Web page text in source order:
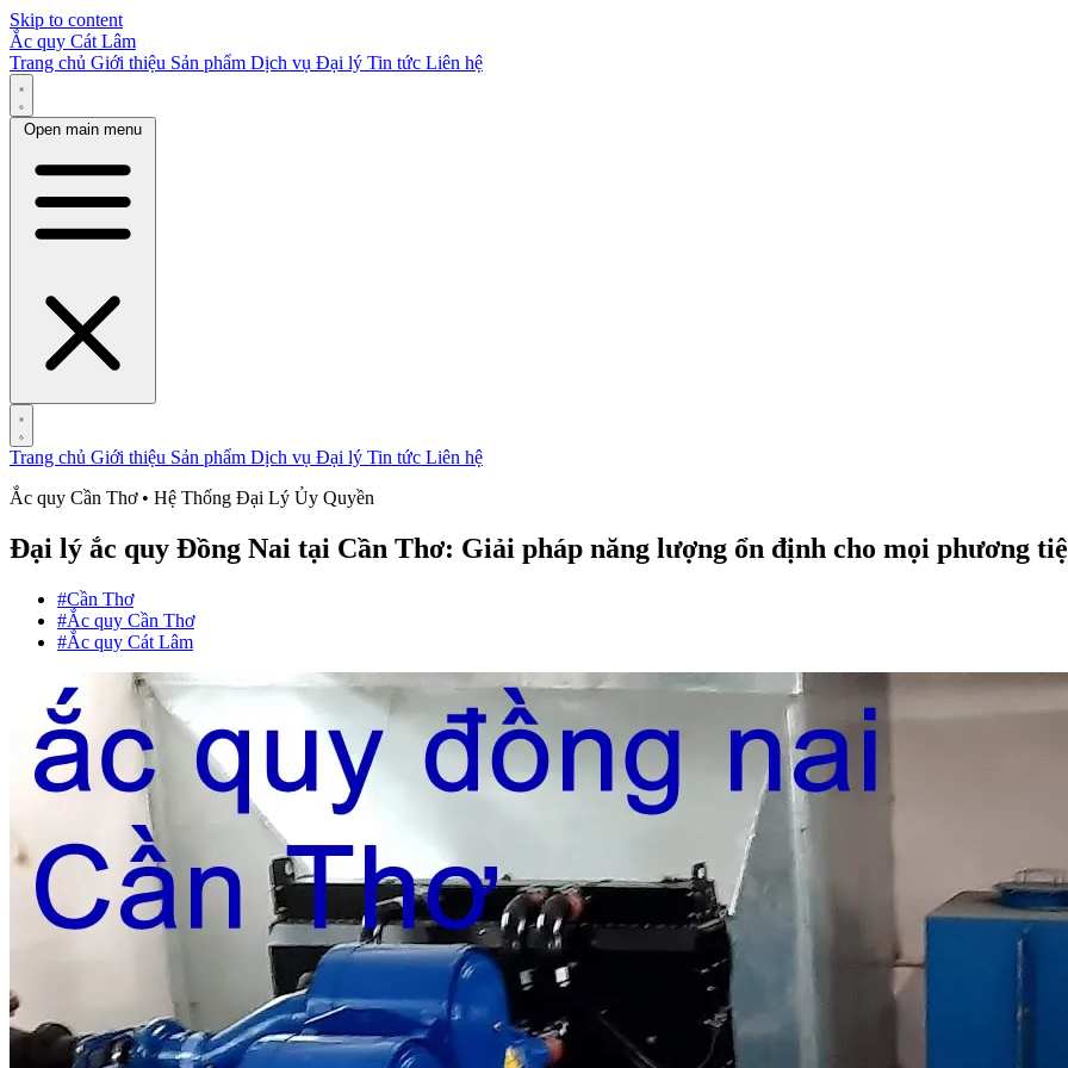
Skip to content
Ắc quy Cát Lâm
Trang chủ Giới thiệu Sản phẩm Dịch vụ Đại lý Tin tức Liên hệ
Open main menu
Trang chủ Giới thiệu Sản phẩm Dịch vụ Đại lý Tin tức Liên hệ
Ắc quy Cần Thơ • Hệ Thống Đại Lý Ủy Quyền
Đại lý ắc quy Đồng Nai tại Cần Thơ: Giải pháp năng lượng ổn định cho mọi phương
#Cần Thơ
#Ắc quy Cần Thơ
#Ắc quy Cát Lâm